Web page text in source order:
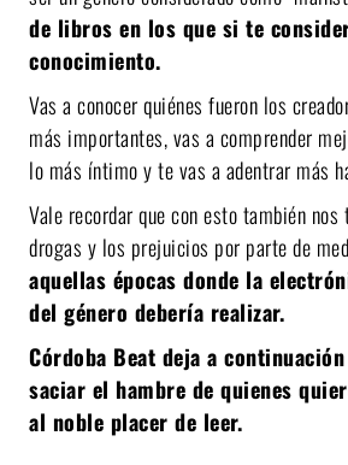
de libros en los que si te
conocimiento.
Vas a conocer quiénes fueron los
más importantes, vas a comprender
lo más íntimo y te vas a adentrar más
Vale recordar que con esto también
drogas y los prejuicios por parte de
aquellas épocas donde la
del género debería realizar.
Córdoba Beat deja a
saciar el hambre de quienes
al noble placer de leer.